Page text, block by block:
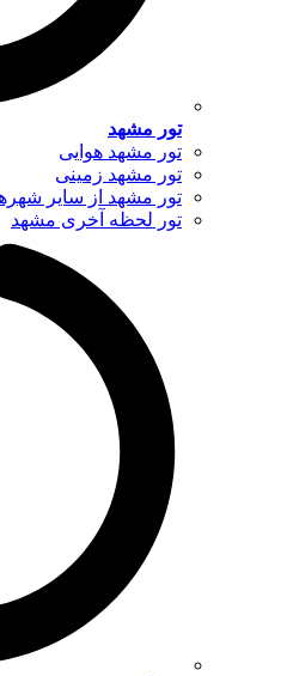
تور مشهد
تور مشهد هوایی
تور مشهد زمینی
تور مشهد از سایر شهرها
تور لحظه آخری مشهد